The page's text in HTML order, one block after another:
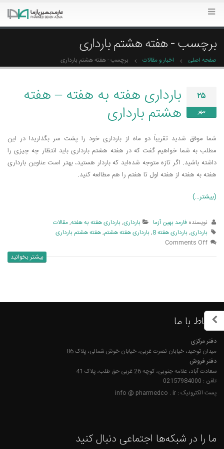
برچسب - هفته هشتم بارداری
صفحه اصلی اخبار و مقالات برچسب -هفته هشتم بارداری
۲۵
مهر
بارداری هفته به هفته – هفته
هشتم بارداری
شما موفق شدید تقریباً دو ماه از بارداری خود را پشت سر بگذارید! در این
مطلب به شما خواهیم گفت که در هفته هشتم بارداری باید انتظار چه چیزی را
داشته باشید. اگر تازه متوجه شده­‌اید که باردار هستید، بهتر است عناوین بارداری
هفته به هفته از هفته اول تا هفتم را هم مطالعه کنید.
(بیشتر…)
نویسنده فارمد بهین آزما بارداری, بارداری هفته به هفته,مقالات
بارداری, بارداری هفته 8 , بارداری هفته هشتم,هفته هشتم بارداری
Comments Off
بیشتر بخوانید
ارتباط با ما
دفتر مرکزی
میدان توحید، خیابان نصرت غربی، خیابان خوش شمالی، پلاک 86
دفتر فروش
سعادت آباد، علامه جنوبی، کوچه 26 غربی حق طلب، پلاک 41
تلفن : 02157984000
پست الکترونیک : info @ pharmedco . ir
ما را در شبکه‌ها اجتماعی دنبال کنید